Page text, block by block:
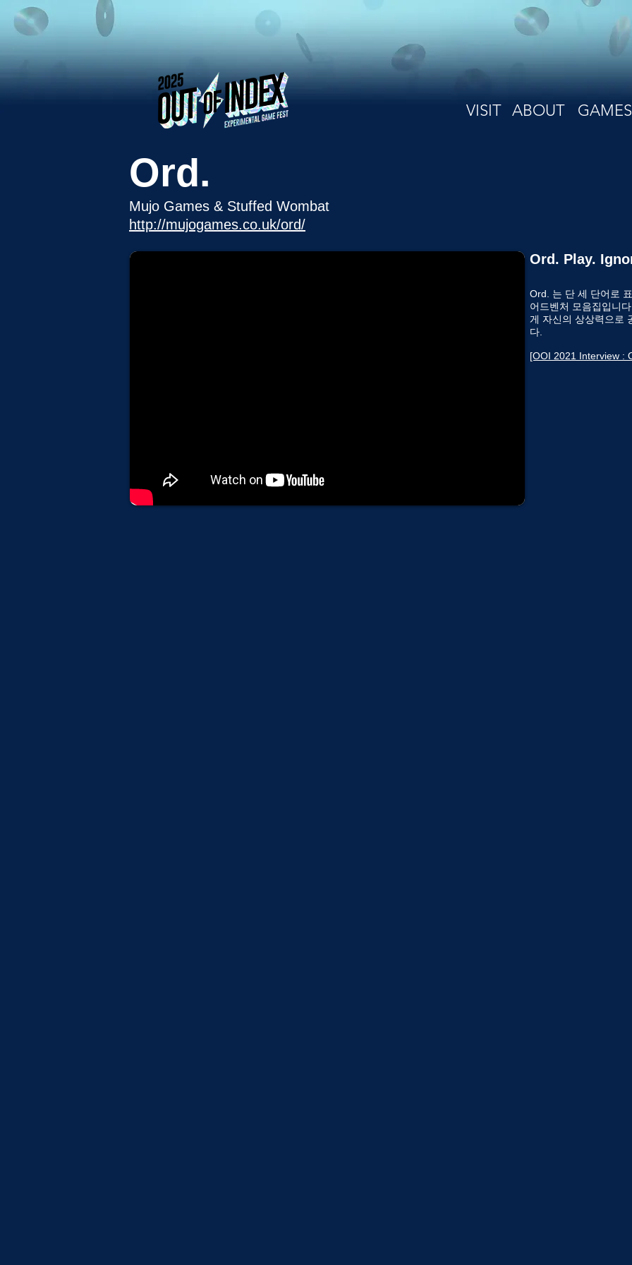
VISIT ABOUT GAMES
Ord.
Mujo Games & Stuffed Wombat
http://mujogames.co.uk/ord/
Ord. Play.
Ord. 는 단 세 단어로
어드벤처 모음집입니
게 자신의 상상력으로
다.
[OOI 2021 Interview :